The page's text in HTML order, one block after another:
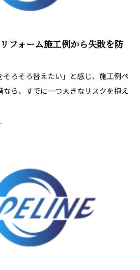
フォーム施工例から失敗を防
そろそろ替えたい」と感じ、施工例ペ
なら、すでに一つ大きなリスクを抱え